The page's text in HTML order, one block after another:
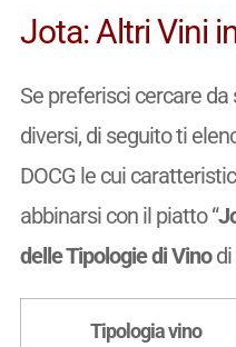
Jota: Altri Vini
Se preferisci cercare
diversi, di seguito ti
DOCG le cui
abbinarsi con il piatto “
delle Tipologie di Vinodi
Tipologia vino